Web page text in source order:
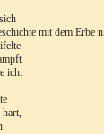
mit dem Erbe
ich.
hart,